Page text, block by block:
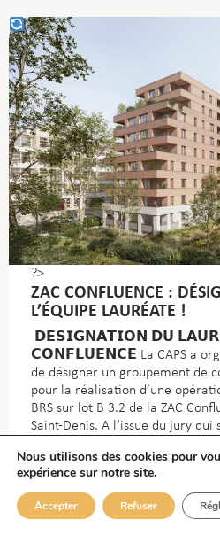
?>
ZAC CONFLUENCE :
L’ÉQUIPE LAURÉATE !
𝗗𝗘𝗦𝗜𝗚𝗡𝗔𝗧𝗜𝗢𝗡 𝗗𝗨
𝗖𝗢𝗡𝗙𝗟𝗨𝗘𝗡𝗖𝗘 La CAPS a
de désigner un groupement de
pour la réalisation d’une
BRS sur lot B 3.2 de la ZAC
Saint-Denis. A l’issue du jury qui
groupement constitué de :/
OUEST CONSTRUCTION/ B27 –
SYMBIOSIS L’offre lauréate,
de la consultation concernant
Nous utilisons des cookies pour
expérience sur notre site.
Accepter Refuser